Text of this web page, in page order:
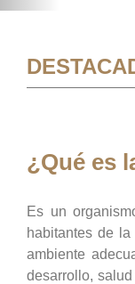
¿Qué es
Es un
habitantes de
ambiente
desarrollo,